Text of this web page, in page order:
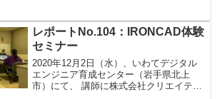
催されました。CSWP（Certifie...
レポートNo.104：IRONCAD体験
セミナー
2020年12月2日（水）、いわてデジタル
エンジニア育成センター（岩手県北上
市）にて、 講師に株式会社クリエイティ